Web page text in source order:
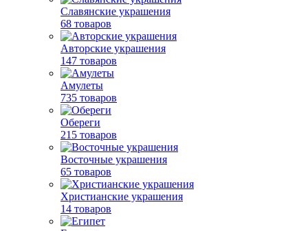
Славянские украшения
68 товаров
Авторские украшения
147 товаров
Амулеты
735 товаров
Обереги
215 товаров
Восточные украшения
65 товаров
Христианские украшения
14 товаров